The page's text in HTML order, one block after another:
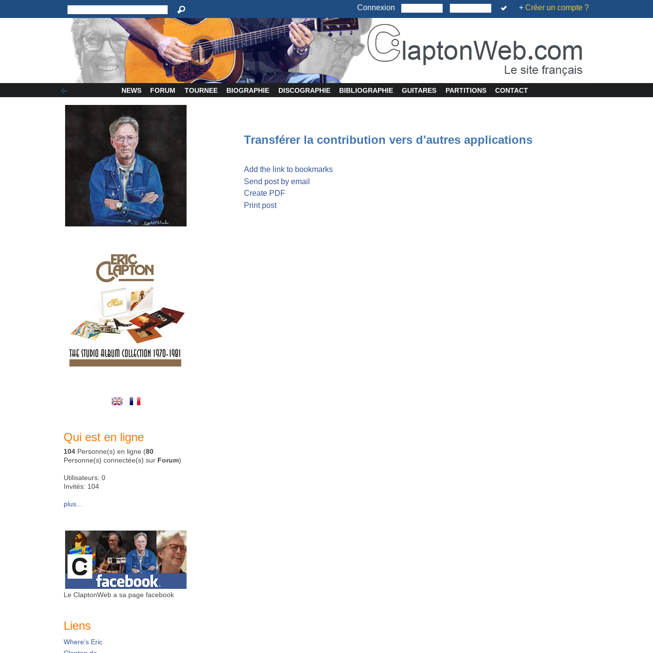
Connexion + Créer un compte ?
NEWS FORUM TOURNEE BIOGRAPHIE DISCOGRAPHIE BIBLIOGRAPHIE GUITARES PARTITIONS CONTACT
Qui est en ligne
104 Personne(s) en ligne (80
Personne(s) connectée(s) sur Forum)
Utilisateurs: 0
Invités: 104
plus...
Le ClaptonWeb a sa page facebook
Liens
Where's Eric
Transférer la contribution vers d'autres applications
Add the link to bookmarks
Send post by email
Create PDF
Print post